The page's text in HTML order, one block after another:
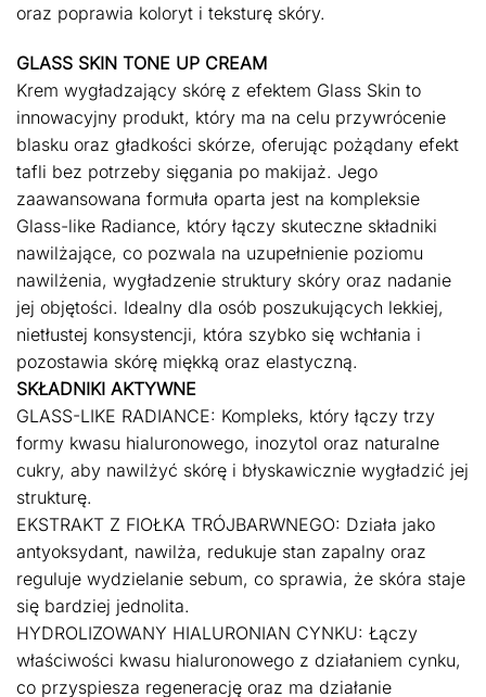
oraz poprawia koloryt i teksturę skóry.
GLASS SKIN TONE UP CREAM
Krem wygładzający skórę z efektem Glass Skin to
innowacyjny produkt, który ma na celu przywrócenie
blasku oraz gładkości skórze, oferując pożądany efekt
tafli bez potrzeby sięgania po makijaż. Jego
zaawansowana formuła oparta jest na kompleksie
Glass-like Radiance, który łączy skuteczne składniki
nawilżające, co pozwala na uzupełnienie poziomu
nawilżenia, wygładzenie struktury skóry oraz nadanie
jej objętości. Idealny dla osób poszukujących lekkiej,
nietłustej konsystencji, która szybko się wchłania i
pozostawia skórę miękką oraz elastyczną.
SKŁADNIKI AKTYWNE
GLASS-LIKE RADIANCE: Kompleks, który łączy trzy
formy kwasu hialuronowego, inozytol oraz naturalne
cukry, aby nawilżyć skórę i błyskawicznie wygładzić jej
strukturę.
EKSTRAKT Z FIOŁKA TRÓJBARWNEGO: Działa jako
antyoksydant, nawilża, redukuje stan zapalny oraz
reguluje wydzielanie sebum, co sprawia, że skóra staje
się bardziej jednolita.
HYDROLIZOWANY HIALURONIAN CYNKU: Łączy
właściwości kwasu hialuronowego z działaniem cynku,
co przyspiesza regenerację oraz ma działanie